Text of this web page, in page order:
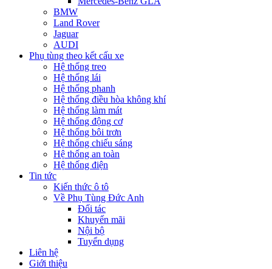
BMW
Land Rover
Jaguar
AUDI
Phụ tùng theo kết cấu xe
Hệ thống treo
Hệ thống lái
Hệ thống phanh
Hệ thống điều hòa không khí
Hệ thống làm mát
Hệ thống động cơ
Hệ thống bôi trơn
Hệ thống chiếu sáng
Hệ thống an toàn
Hệ thống điện
Tin tức
Kiến thức ô tô
Về Phụ Tùng Đức Anh
Đối tác
Khuyến mãi
Nội bộ
Tuyển dụng
Liên hệ
Giới thiệu